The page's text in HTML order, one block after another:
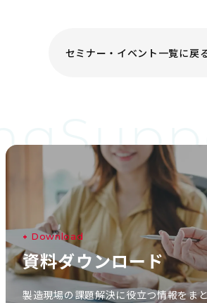
セミナー・イベント一覧に戻
Download
資料ダウンロー ド
製造現場の課題解決に役立つ情報をま